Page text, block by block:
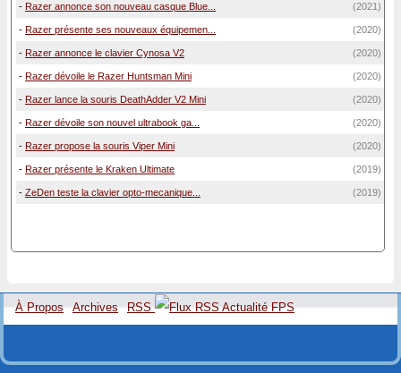
- Razer annonce son nouveau casque Blue... (2021)
- Razer présente ses nouveaux équipemen... (2020)
- Razer annonce le clavier Cynosa V2 (2020)
- Razer dévoile le Razer Huntsman Mini (2020)
- Razer lance la souris DeathAdder V2 Mini (2020)
- Razer dévoile son nouvel ultrabook ga... (2020)
- Razer propose la souris Viper Mini (2020)
- Razer présente le Kraken Ultimate (2019)
- ZeDen teste la clavier opto-mecanique... (2019)
À Propos Archives RSS